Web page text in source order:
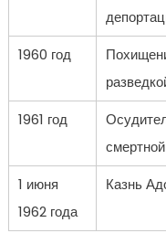
1960 год
1961 год
1 июня
1962 года
Казнь